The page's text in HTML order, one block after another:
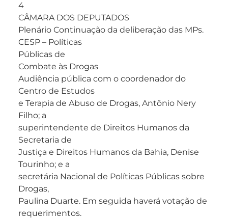
4
CÂMARA DOS DEPUTADOS
Plenário Continuação da deliberação das MPs.
CESP – Políticas
Públicas de
Combate às Drogas
Audiência pública com o coordenador do
Centro de Estudos
e Terapia de Abuso de Drogas, Antônio Nery
Filho; a
superintendente de Direitos Humanos da
Secretaria de
Justiça e Direitos Humanos da Bahia, Denise
Tourinho; e a
secretária Nacional de Políticas Públicas sobre
Drogas,
Paulina Duarte. Em seguida haverá votação de
requerimentos.